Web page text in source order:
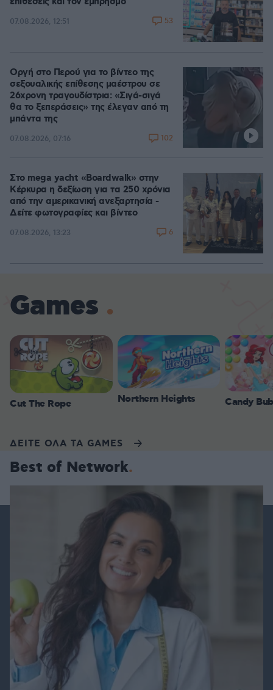
07.08.2026, 12:51 53
Οργή στο Περού για το βίντεο της
σεξουαλικής επίθεσης μαέστρου σε
26χρονη τραγουδίστρια: «Σιγά-σιγά
θα το ξεπεράσεις» της έλεγαν από τη
μπάντα της
07.08.2026, 07:16 102
Στο mega yacht «Boardwalk» στην
Κέρκυρα η δεξίωση για τα 250 χρόνια
από την αμερικανική ανεξαρτησία -
Δείτε φωτογραφίες και βίντεο
07.08.2026, 13:23 6
Games
Cut The Rope Northern Heights Candy
ΔΕΙΤΕ ΟΛΑ ΤΑ GAMES
Best of Network